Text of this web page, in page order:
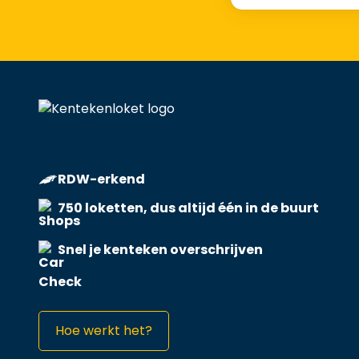
RDW-erkend
750 loketten, dus altijd één in de buurt
Snel je kenteken overschrijven
Hoe werkt het?